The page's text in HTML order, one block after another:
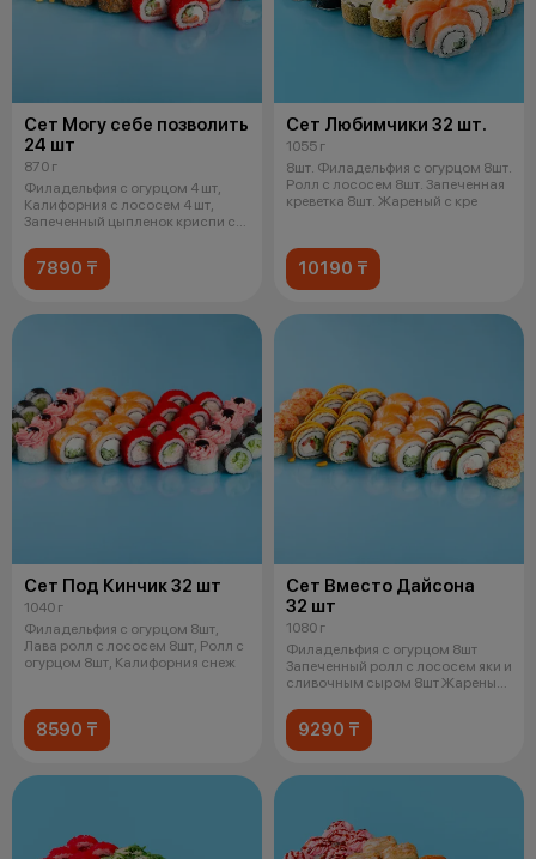
Сет Могу себе позволить
24 шт
870 г
Филадельфия с огурцом 4 шт,
Калифорния с лососем 4 шт,
Запеченный цыпленок криспи с
7890 ₸
Сет Любимчики 32 шт.
1055 г
8шт. Филадельфия с огурцом 8шт.
Ролл с лососем 8шт. Запеченная
креветка 8шт. Жареный с кре
10190 ₸
Сет Под Кинчик 32 шт
1040 г
Филадельфия с огурцом 8шт,
Лава ролл с лососем 8шт, Ролл с
огурцом 8шт, Калифорния снеж
8590 ₸
Сет Вместо Дайсона
32 шт
1080 г
Филадельфия с огурцом 8шт
Запеченный ролл с лососем яки и
сливочным сыром 8шт Жареный
9290 ₸